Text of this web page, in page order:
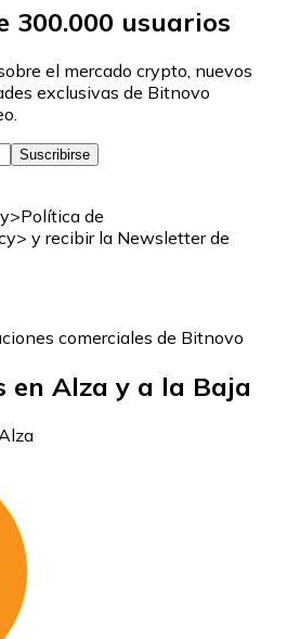
300.000 usuarios
el mercado crypto, nuevos
exclusivas de Bitnovo
Suscribirse
de
y recibir la Newsletter de
comerciales de Bitnovo
en Alza y a la Baja